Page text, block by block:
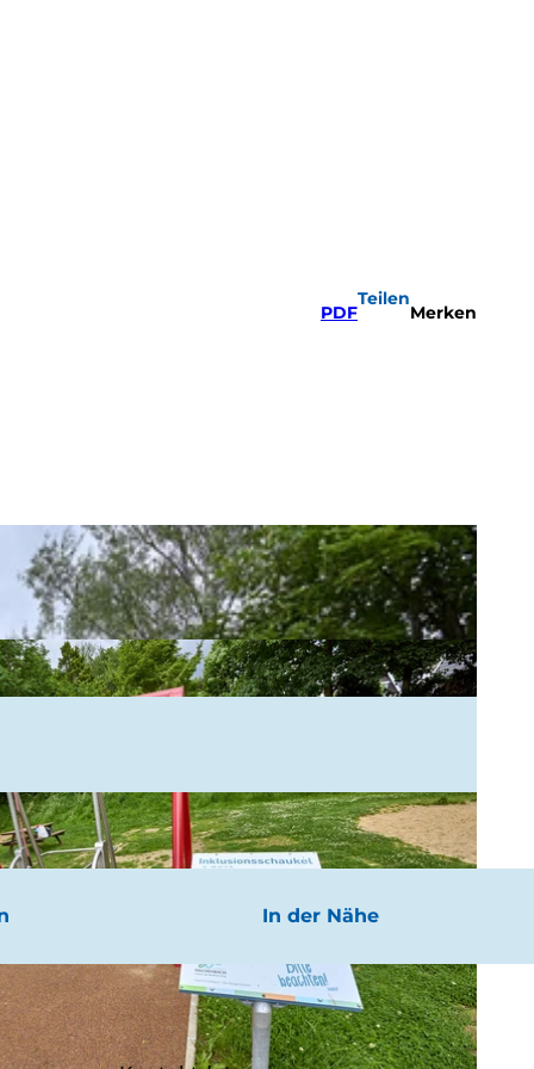
PDF
Teilen
Merken
In der Nähe